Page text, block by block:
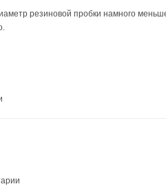
резиновой пробки намного